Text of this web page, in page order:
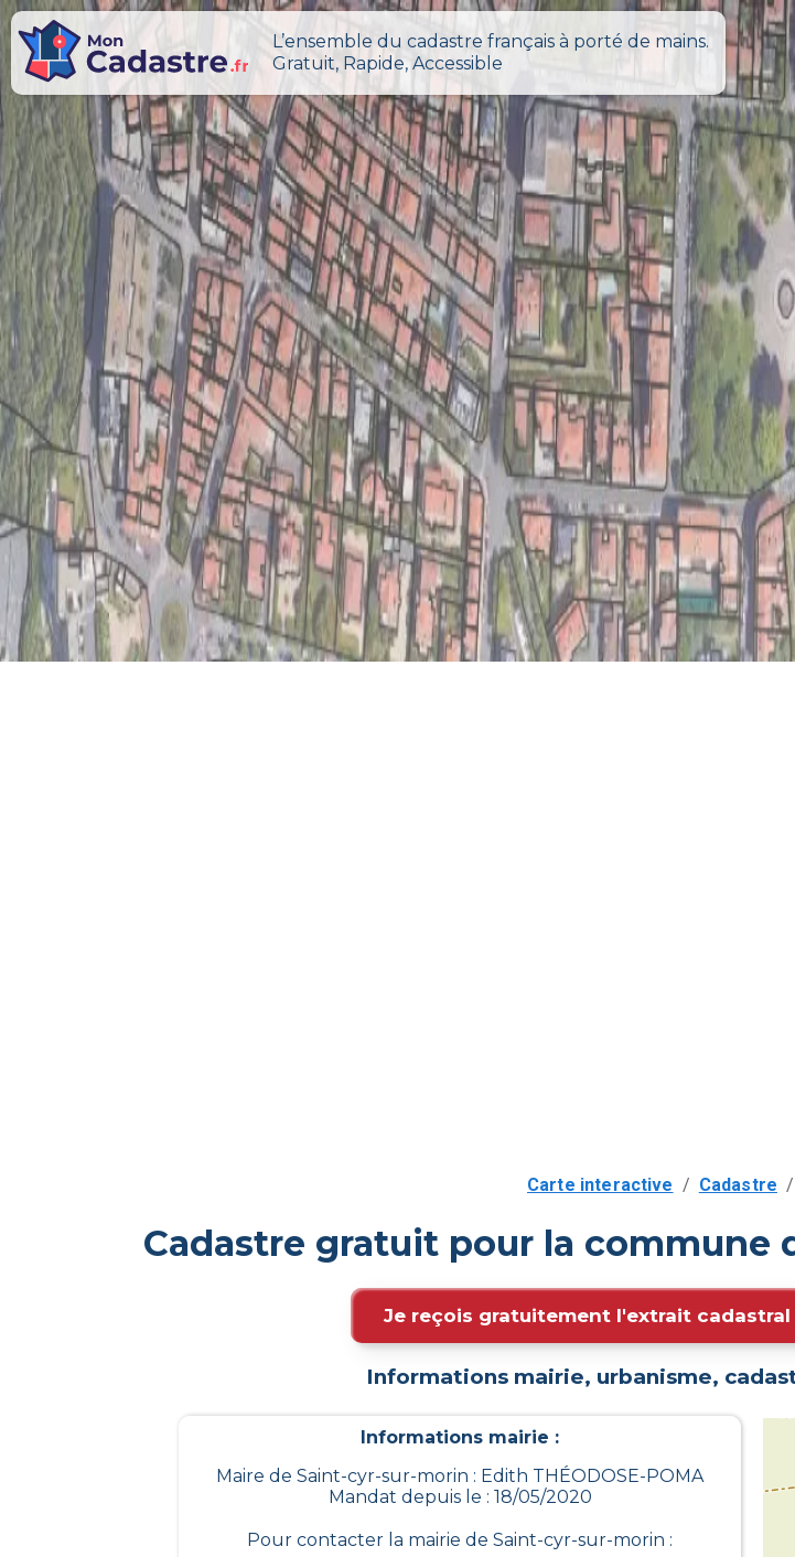
L’ensemble du cadastre français à porté de mains.
Gratuit, Rapide, Accessible
Carte interactive / Cadastre /
Cadastre gratuit pour la commune
Je reçois gratuitement l'extrait
Informations mairie, urbanisme,
Informations mairie :
Maire de Saint-cyr-sur-morin : Edith THÉODOSE-POMA
Mandat depuis le : 18/05/2020
Pour contacter la mairie de Saint-cyr-sur-morin :